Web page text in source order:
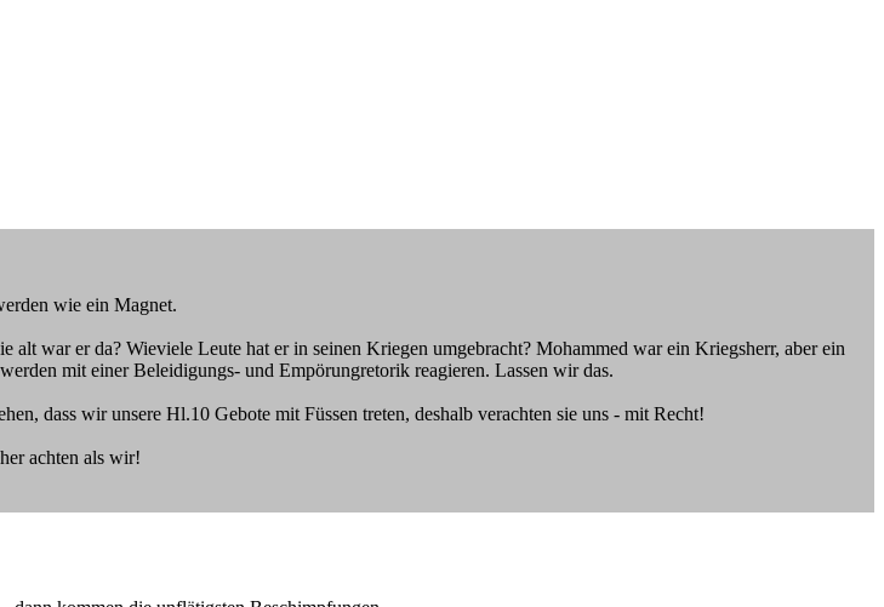
wie ein Magnet.
war er da? Wieviele Leute hat er in seinen Kriegen umgebracht? Mohammed war ein Kriegsherr, aber ein
mit einer Beleidigungs- und Empörungretorik reagieren. Lassen wir das.
dass wir unsere Hl.10 Gebote mit Füssen treten, deshalb verachten sie uns - mit Recht!
achten als wir!